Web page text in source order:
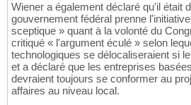
Wiener a également déclaré qu'il était
gouvernement fédéral prenne
sceptique » quant à la volonté du
critiqué « l'argument éculé » selon
technologiques se délocaliseraient si
et a déclaré que les entreprises
devraient toujours se conformer au
affaires au niveau local.